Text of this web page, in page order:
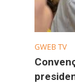
GWEB TV